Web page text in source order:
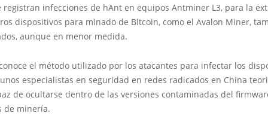
registran infecciones de hAnt en equipos Antminer L3, para la
dispositivos para minado de Bitcoin, como el Avalon Miner,
aunque en menor medida.
el método utilizado por los atacantes para infectar los
especialistas en seguridad en redes radicados en China
de ocultarse dentro de las versiones contaminadas del
de minería.